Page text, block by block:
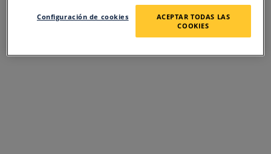
SORRY FOR THE
INCONVENIENCE
Configuración de cookies
ACEPTAR TODAS LAS
COOKIES